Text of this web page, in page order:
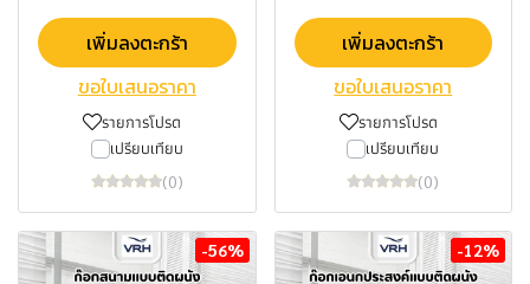
เพิ่มลงตะกร้า
ขอใบเสนอราคา
รายการโปรด
เปรียบเทียบ
(0)
เพิ่มลงตะกร้า
ขอใบเสนอราคา
รายการโปรด
เปรียบเทียบ
(0)
-56% -12%